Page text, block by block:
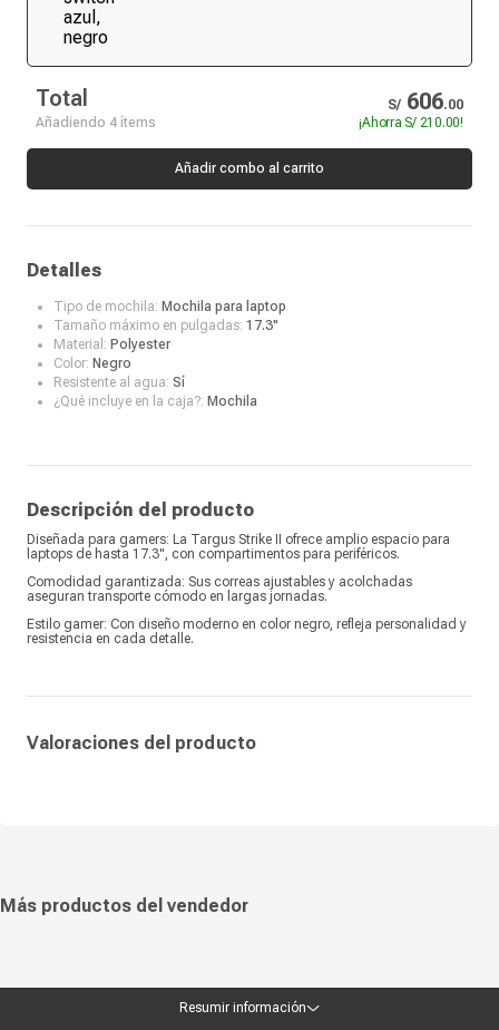
Total S/ 606.00
Añadiendo 4 ítems
¡AhorraS/ 210.00!
Añadir combo al carrito
Detalles
Tipo de mochila: Mochila para laptop
Tamaño máximo en pulgadas: 17.3"
Material: Polyester
Color: Negro
Resistente al agua: Sí
¿Qué incluye en la caja?: Mochila
Descripción del producto
Diseñada para gamers: La Targus Strike II ofrece amplio espacio para
laptops de hasta 17.3", con compartimentos para periféricos.
Comodidad garantizada: Sus correas ajustables y acolchadas
aseguran transporte cómodo en largas jornadas.
Estilo gamer: Con diseño moderno en color negro, refleja personalidad y
resistencia en cada detalle.
Valoraciones del producto
Más productos del vendedor
Resumir información